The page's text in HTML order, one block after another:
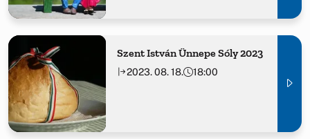
Szent István Ünnepe Sóly 2023
2023. 08. 18. 18:00